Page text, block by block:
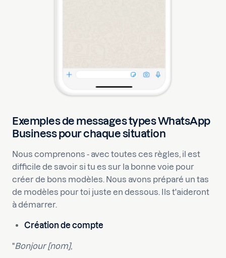
Exemples de messages types WhatsApp
Business pour chaque situation
Nous comprenons - avec toutes ces règles, il est
difficile de savoir si tu es sur la bonne voie pour
créer de bons modèles. Nous avons préparé un tas
de modèles pour toi juste en dessous. Ils t'aideront
à démarrer.
Création de compte
"Bonjour [nom],